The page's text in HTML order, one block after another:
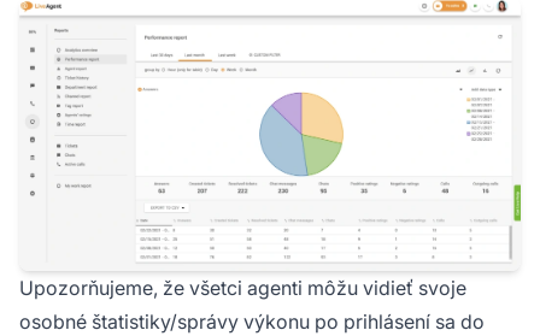
Upozorňujeme, že všetci agenti môžu vidieť svoje
osobné štatistiky/správy výkonu po prihlásení sa do